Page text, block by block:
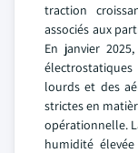
traction
associés aux
En janvier
lourds et des
strictes en
opérationnelle.
humidité